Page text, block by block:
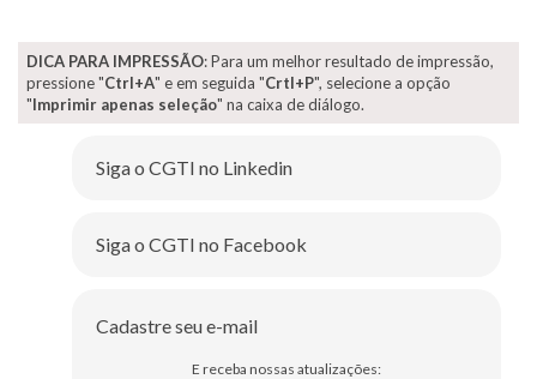
DICA PARA IMPRESSÃO: Para um melhor resultado de impressão,
pressione "Ctrl+A" e em seguida "Crtl+P", selecione a opção
"Imprimir apenas seleção" na caixa de diálogo.
Siga o CGTI no Linkedin
Siga o CGTI no Facebook
Cadastre seu e-mail
E receba nossas atualizações: